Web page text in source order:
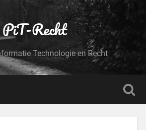
PiT-Recht
Technologie en Recht